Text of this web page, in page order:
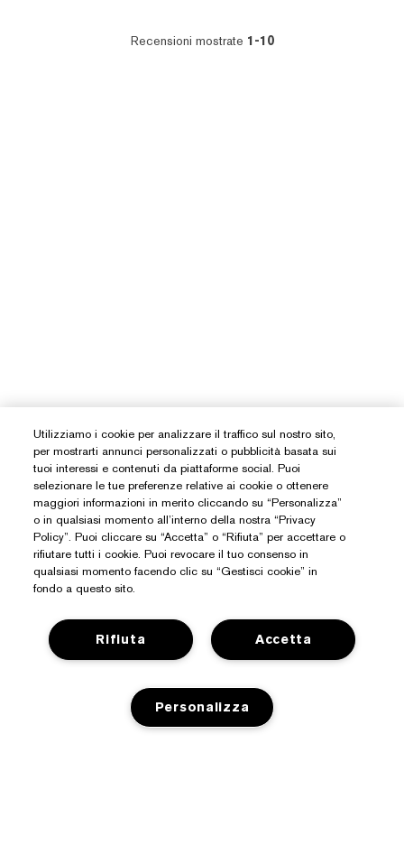
Recensioni mostrate 1-10
Hai Bisogno Di Aiuto?
Traccia il mio ordine
Contattaci subito
Contatta il Produttore
Dettagli sulla spedizione
Informazioni Su Estée Lauder
Informazioni aziendali
Utilizziamo i cookie per analizzare il traffico sul nostro sito,
per mostrarti annunci personalizzati o pubblicità basata sui
tuoi interessi e contenuti da piattaforme social. Puoi
selezionare le tue preferenze relative ai cookie o ottenere
maggiori informazioni in merito cliccando su “Personalizza”
o in qualsiasi momento all’interno della nostra “Privacy
Policy”. Puoi cliccare su “Accetta” o “Rifiuta” per accettare o
rifiutare tutti i cookie. Puoi revocare il tuo consenso in
qualsiasi momento facendo clic su “Gestisci cookie” in
fondo a questo sito.
Accetta
Rifiuta
Personalizza